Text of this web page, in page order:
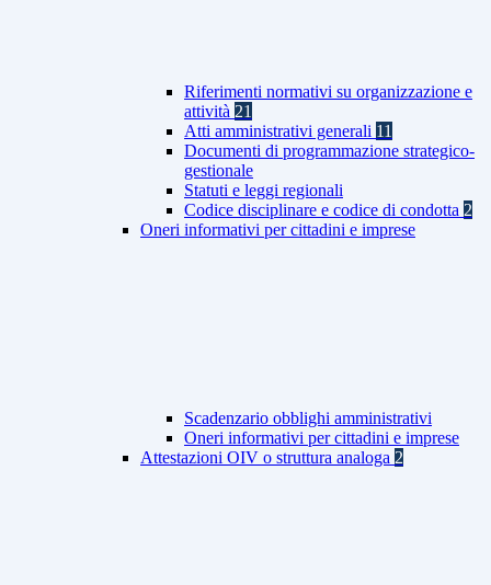
Riferimenti normativi su organizzazione e
attività 21
Atti amministrativi generali 11
Documenti di programmazione strategico-
gestionale
Statuti e leggi regionali
Codice disciplinare e codice di condotta 2
Oneri informativi per cittadini e imprese
Scadenzario obblighi amministrativi
Oneri informativi per cittadini e imprese
Attestazioni OIV o struttura analoga 2